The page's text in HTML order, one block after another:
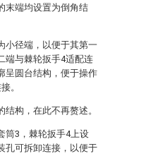
末端均设置为倒角结
小径端，以便于其第一
端与棘轮扳手4适配连
呈圆台结构，便于操作
。
构，在此不再赘述。
筒3，棘轮扳手4上设
孔可拆卸连接，以便于